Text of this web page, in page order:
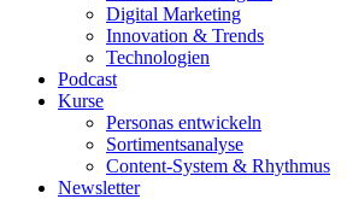
Digital Marketing
Innovation & Trends
Technologien
Podcast
Kurse
Personas entwickeln
Sortimentsanalyse
Content-System & Rhythmus
Newsletter